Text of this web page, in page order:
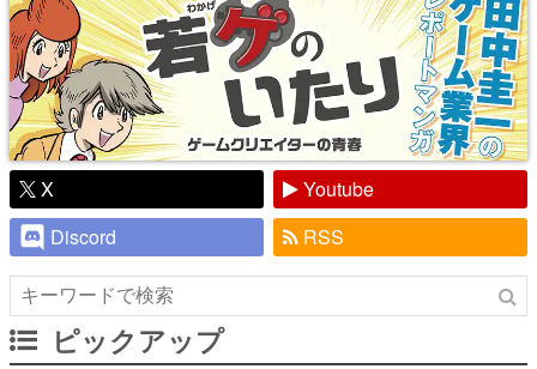
X
Youtube
Discord
RSS
ピックアップ